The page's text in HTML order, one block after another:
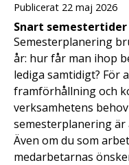
Publicerat 22 maj 2026
Snart
Semesterplanering
år: hur får man ihop
lediga samtidigt? För
framförhållning och
verksamhetens
semesterplanering
Även om du som
medarbetarnas